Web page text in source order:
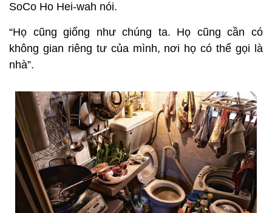
SoCo Ho Hei-wah nói.
“Họ cũng giống như chúng ta. Họ cũng cần có
không gian riêng tư của mình, nơi họ có thể gọi là
nhà”.